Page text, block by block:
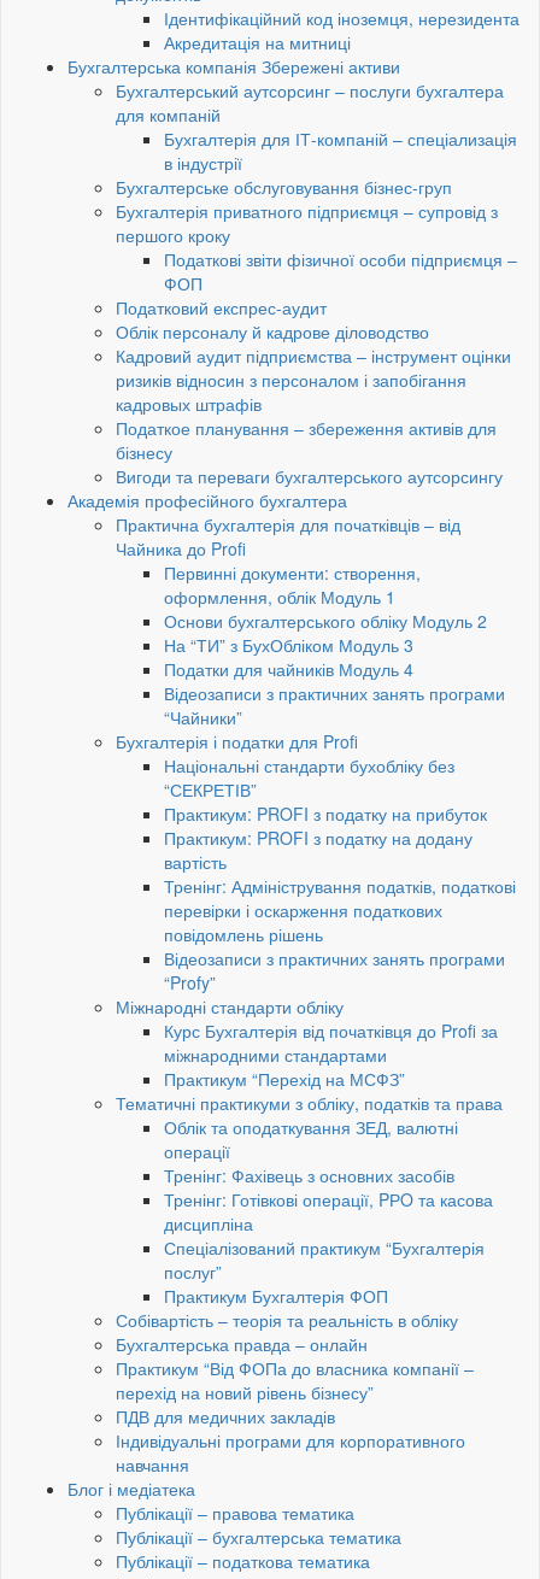
Ідентифікаційний код іноземця, нерезидента
Акредитація на митниці
Бухгалтерська компанія Збережені активи
Бухгалтерський аутсорсинг – послуги бухгалтера
для компаній
Бухгалтерія для ІТ-компаній – спеціализація
в індустрії
Бухгалтерське обслуговування бізнес-груп
Бухгалтерія приватного підприємця – супровід з
першого кроку
Податкові звіти фізичної особи підприємця –
ФОП
Податковий експрес-аудит
Облік персоналу й кадрове діловодство
Кадровий аудит підприємства – інструмент оцінки
ризиків відносин з персоналом і запобігання
кадровых штрафів
Податкое планування – збереження активів для
бізнесу
Вигоди та переваги бухгалтерського аутсорсингу
Академія професійного бухгалтера
Практична бухгалтерія для початківців – від
Чайника до Profi
Первинні документи: створення,
оформлення, облік Модуль 1
Основи бухгалтерського обліку Модуль 2
На “ТИ” з БухОбліком Модуль 3
Податки для чайників Модуль 4
Відеозаписи з практичних занять програми
“Чайники”
Бухгалтерія і податки для Profi
Національні стандарти бухобліку без
“СЕКРЕТІВ”
Практикум: PROFI з податку на прибуток
Практикум: PROFI з податку на додану
вартість
Тренінг: Адміністрування податків, податкові
перевірки і оскарження податкових
повідомлень рішень
Відеозаписи з практичних занять програми
“Profy”
Міжнародні стандарти обліку
Курс Бухгалтерія від початківця до Profi за
міжнародними стандартами
Практикум “Перехід на МСФЗ”
Тематичні практикуми з обліку, податків та права
Облік та оподаткування ЗЕД, валютні
операції
Тренінг: Фахівець з основних засобів
Тренінг: Готівкові операції, PРO та касова
дисципліна
Спеціалізований практикум “Бухгалтерія
послуг”
Практикум Бухгалтерія ФОП
Собівартість – теорія та реальність в обліку
Бухгалтерська правда – онлайн
Практикум “Від ФОПа до власника компанії –
перехід на новий рівень бізнесу”
ПДВ для медичних закладів
Індивідуальні програми для корпоративного
навчання
Блог і медіатека
Публікації – правова тематика
Публікації – бухгалтерська тематика
Публікації – податкова тематика